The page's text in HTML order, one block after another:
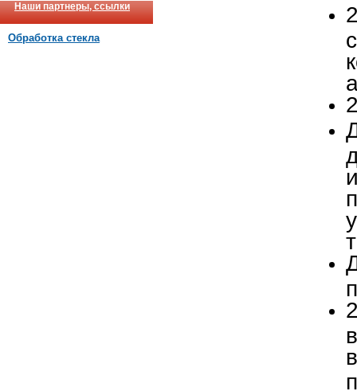
Наши партнеры, ссылки
Обработка стекла